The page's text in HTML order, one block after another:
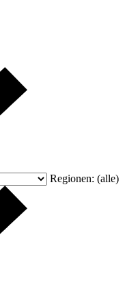
Regionen: (alle)